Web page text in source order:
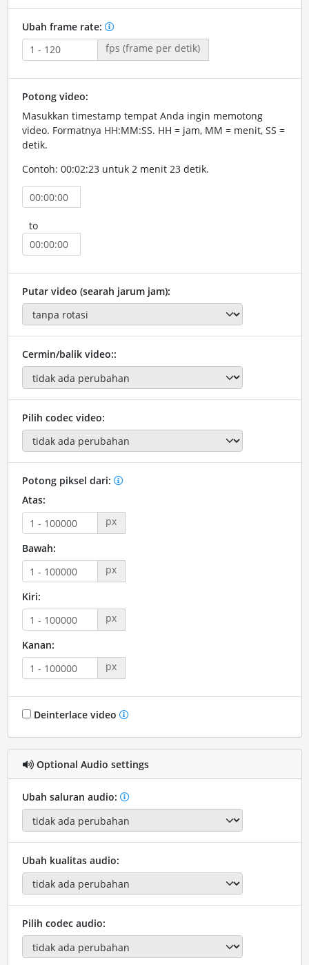
Ubah frame rate:
fps (frame per detik)
Potong video:
Masukkan timestamp tempat Anda ingin memotong
video. Formatnya HH:MM:SS. HH = jam, MM = menit, SS =
detik.
Contoh: 00:02:23 untuk 2 menit 23 detik.
to
Putar video (searah jarum jam):
Cermin/balik video::
Pilih codec video:
Potong piksel dari:
Atas:
px
Bawah:
px
Kiri:
px
Kanan:
px
Deinterlace video
Optional Audio settings
Ubah saluran audio:
Ubah kualitas audio:
Pilih codec audio: